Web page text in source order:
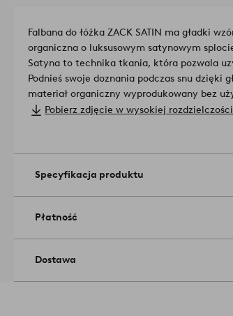
Falbana do łóżka ZACK SATIN ma gładki
organiczna o luksusowym satynowym
Satyna to technika tkania, która pozwala
Podnieś swoje doznania podczas snu dzięki
materiał organiczny wyprodukowany bez
Oznacza to zdrowsze środowisko pracy dla
Gęstość splotu materiału wynosi: 300 TC. (Gęstość splotu materiału oznacza ilość przeplecionych ze
sobą nici, thread count, na cal kwadratowy
1989134-01
Pobierz zdjęcie w wysokiej rozdzielczości
Specyfikacja produktu
Płatność
Dostawa